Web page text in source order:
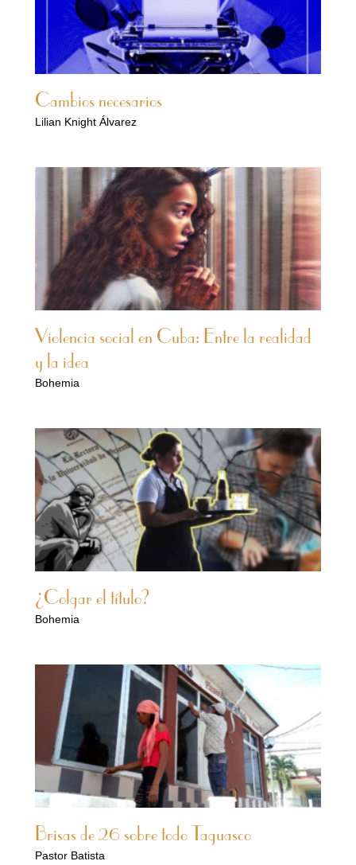
Cambios necesarios
Lilian Knight Álvarez
Violencia social en Cuba: Entre la realidad
y la idea
Bohemia
¿Colgar el título?
Bohemia
Brisas de 26 sobre todo Taguasco
Pastor Batista